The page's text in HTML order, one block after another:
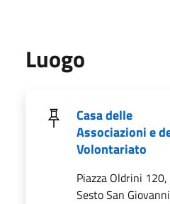
Luogo
Casa delle
Associazioni e
Volontariato
Piazza Oldrini 120,
Sesto San Giovanni